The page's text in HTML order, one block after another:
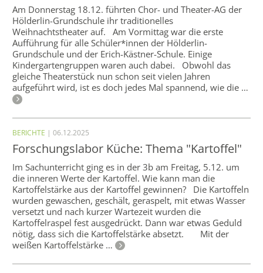
Am Donnerstag 18.12. führten Chor- und Theater-AG der
Hölderlin-Grundschule ihr traditionelles
Weihnachtstheater auf. Am Vormittag war die erste
Aufführung für alle Schüler*innen der Hölderlin-
Grundschule und der Erich-Kästner-Schule. Einige
Kindergartengruppen waren auch dabei. Obwohl das
gleiche Theaterstück nun schon seit vielen Jahren
aufgeführt wird, ist es doch jedes Mal spannend, wie die …
BERICHTE | 06.12.2025
Forschungslabor Küche: Thema "Kartoffel"
Im Sachunterricht ging es in der 3b am Freitag, 5.12. um
die inneren Werte der Kartoffel. Wie kann man die
Kartoffelstärke aus der Kartoffel gewinnen? Die Kartoffeln
wurden gewaschen, geschält, geraspelt, mit etwas Wasser
versetzt und nach kurzer Wartezeit wurden die
Kartoffelraspel fest ausgedrückt. Dann war etwas Geduld
nötig, dass sich die Kartoffelstärke absetzt. Mit der
weißen Kartoffelstärke …